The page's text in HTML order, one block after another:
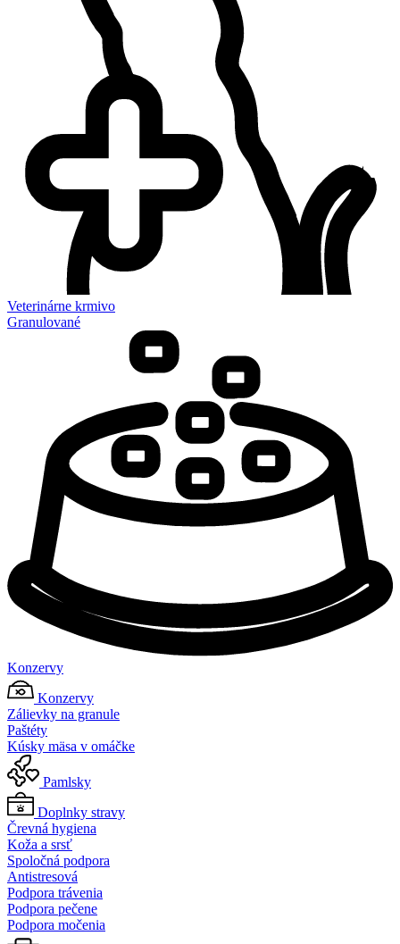
Veterinárne krmivo
Granulované
Konzervy
Konzervy
Zálievky na granule
Paštéty
Kúsky mäsa v omáčke
Pamlsky
Doplnky stravy
Črevná hygiena
Koža a srsť
Spoločná podpora
Antistresová
Podpora trávenia
Podpora pečene
Podpora močenia